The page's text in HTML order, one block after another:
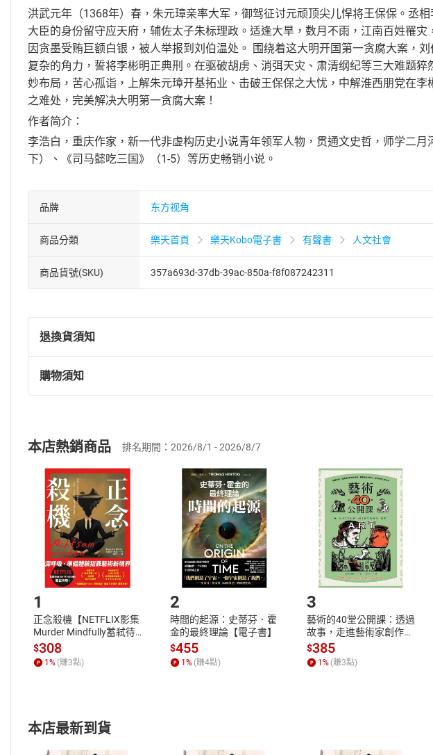
洪武元年（1368年）春，朱元璋亲率大军，御驾征讨元顽顶尖儿悍将王保保。丞
大臣的身份留守应天府，辅佐太子朱标理政。适逢大旱，数月不雨，江南百姓罹
因贪墨受贿巨额白银，被人举报到刘伯温处。 围绕着这大明开国第一贪腐大案，
复杂的角力，誓将李彬明正典刑。在驱破胡虏、消弭天灾、肃清纲纪等三大难题
妙布局，苦心孤诣，上解朱元璋开基拓业、击破王保保之大忧，中解淮西朋党在
之难处，完美解决大明第一贪腐大案！
作者简介：
李浩白，重庆作家，新一代非虚构历史小说青年领军人物，贯通文史哲，师学二
下）、《司马懿吃三国》（1-5）等历史畅销小说。
品牌 东方视角
商品分類 樂天首頁 樂天Kobo電子書 有聲書 人文社會
商品貨號(SKU) 357a693d-37db-39ac-850a-f8f087242311
退換貨須知
退換貨規定：
(一)依消費者保護法第19條第1項後段暨通訊交易解除權合理例外情事適用
(二)消費者訂購本店鋪之商品即代表知悉本店鋪所銷售之商品為電子書，
且已下載/存取電子書，不得請求退貨退款。
退貨方式：您欲取消訂單或辦理退貨時，請登入樂天市場，並於「我的訂單
貨」，本店鋪將依您的申請進行審核，待審核通過後將為您辦理退款事宜。
請注意，樂天市場須以整筆訂單為單位進行取消/退貨，恕無法以單支商品取
購物須知
挑選商品
Choose
放入購物車
Shopping cart
登入帳號
Login
購書後，如何開始使用？
Step1.選擇閱讀載具 Step2.登入
本店熱銷商品 排名期間：2026/8/1 - 2026/8/7
1
正念殺機【NETFLIX影集
Murder Mindfully蓄弒待
發】【電子書】
$308
1 % (賺3點)
2
時間的起源：史蒂芬．霍
金的最終理論【電子書】
$455
1 % (賺4點)
3
藝術的40堂公開課：透過
故事，走進藝術家創作現
場，看藝術如何誕生、如
何形塑人類生活【電子
書】
$385
1 % (賺3點)
本店最新到貨